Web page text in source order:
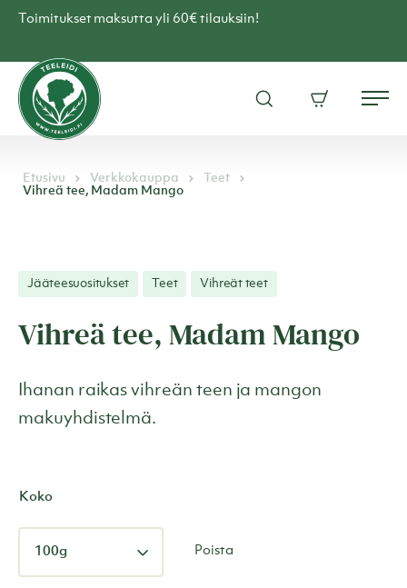
Skip
Toimitukset maksutta yli 60€ tilauksiin!
Teen
verkkokauppa
–
Teeleidi
Avaa
Ostoskori
Etusivu Verkkokauppa
Teet
Vihreä tee, Madam Mango
Jääteesuositukset Teet Vihreät teet
Vihreä tee, Madam Mango
Ihanan raikas vihreän teen ja mangon
makuyhdistelmä.
Koko
Poista